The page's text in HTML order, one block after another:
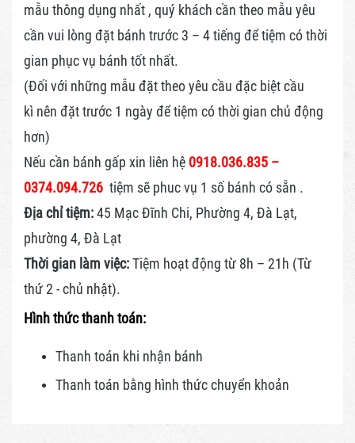
mẫu thông dụng nhất , quý khách cần theo mẫu yêu
cần vui lòng đặt bánh trước 3 – 4 tiếng để tiệm có thời
gian phục vụ bánh tốt nhất.
(Đối với những mẫu đặt theo yêu cầu đặc biệt cầu
kì nên đặt trước 1 ngày để tiệm có thời gian chủ động
hơn)
Nếu cần bánh gấp xin liên hệ 0918.036.835 –
0374.094.726 tiệm sẽ phuc vụ 1 số bánh có sẵn .
Địa chỉ tiệm:45 Mạc Đĩnh Chi, Phường 4, Đà Lạt,
phường 4, Đà Lạt
Thời gian làm việc:Tiệm hoạt động từ 8h – 21h (Từ
thứ 2 - chủ nhật).
Hình thức thanh toán:
Thanh toán khi nhận bánh
Thanh toán bằng hình thứcchuyển khoản